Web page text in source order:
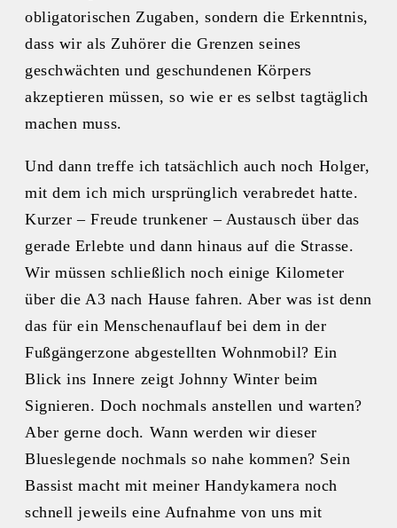
obligatorischen Zugaben, sondern die Erkenntnis,
dass wir als Zuhörer die Grenzen seines
geschwächten und geschundenen Körpers
akzeptieren müssen, so wie er es selbst tagtäglich
machen muss.
Und dann treffe ich tatsächlich auch noch Holger,
mit dem ich mich ursprünglich verabredet hatte.
Kurzer – Freude trunkener – Austausch über das
gerade Erlebte und dann hinaus auf die Strasse.
Wir müssen schließlich noch einige Kilometer
über die A3 nach Hause fahren. Aber was ist denn
das für ein Menschenauflauf bei dem in der
Fußgängerzone abgestellten Wohnmobil? Ein
Blick ins Innere zeigt Johnny Winter beim
Signieren. Doch nochmals anstellen und warten?
Aber gerne doch. Wann werden wir dieser
Blueslegende nochmals so nahe kommen? Sein
Bassist macht mit meiner Handykamera noch
schnell jeweils eine Aufnahme von uns mit